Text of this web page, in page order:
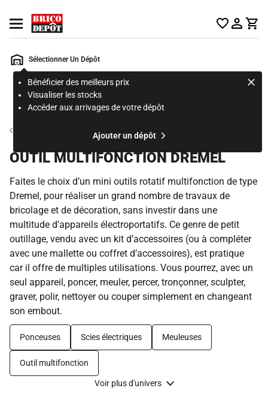
Ouvrir le menu
Sélectionner Un Dépôt
Bénéficier des meilleurs prix
Visualiser les stocks
Accéder aux arrivages de votre dépôt
Ajouter un dépôt
Rechercher
page
Outillage électroportatif de coupe et finition
OUTIL MULTIFONCTION DREMEL
Faites le choix d’un mini outils rotatif multifonction de type
Dremel, pour réaliser un grand nombre de travaux de
bricolage et de décoration, sans investir dans une
multitude d’appareils électroportatifs. Ce genre de petit
outillage, vendu avec un kit d’accessoires (ou à compléter
avec une mallette ou coffret d’accessoires), est pratique
car il offre de multiples utilisations. Vous pourrez, avec un
seul appareil, poncer, meuler, percer, tronçonner, sculpter,
graver, polir, nettoyer ou couper simplement en changeant
son embout.
Ponceuses Scies électriques Meuleuses
Outil multifonction
Voir plus d'univers